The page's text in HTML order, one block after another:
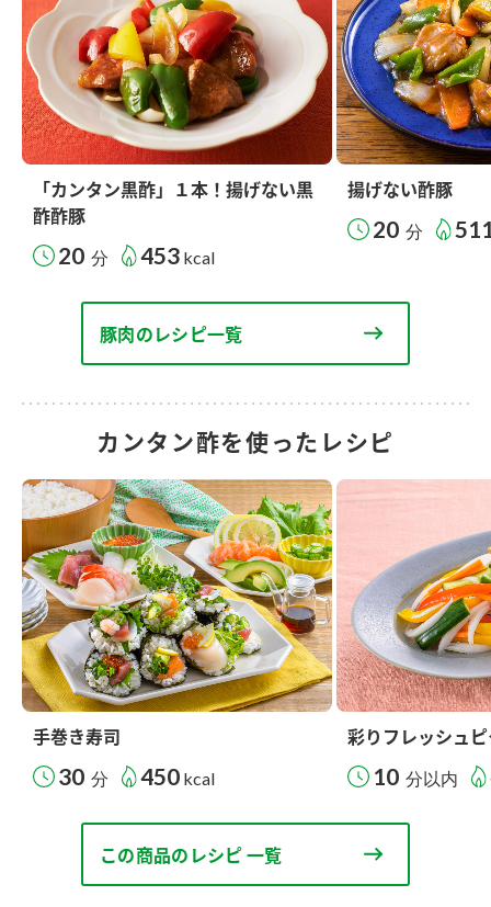
「カンタン黒酢」１本！揚げない黒
酢酢豚
20 分 453 kcal
揚げない酢豚
20 分
豚肉のレシピ一覧
カンタン酢を使ったレシピ
手巻き寿司
30 分 450 kcal
彩りフレッシュ
10 分以内
この商品のレシピ 一覧